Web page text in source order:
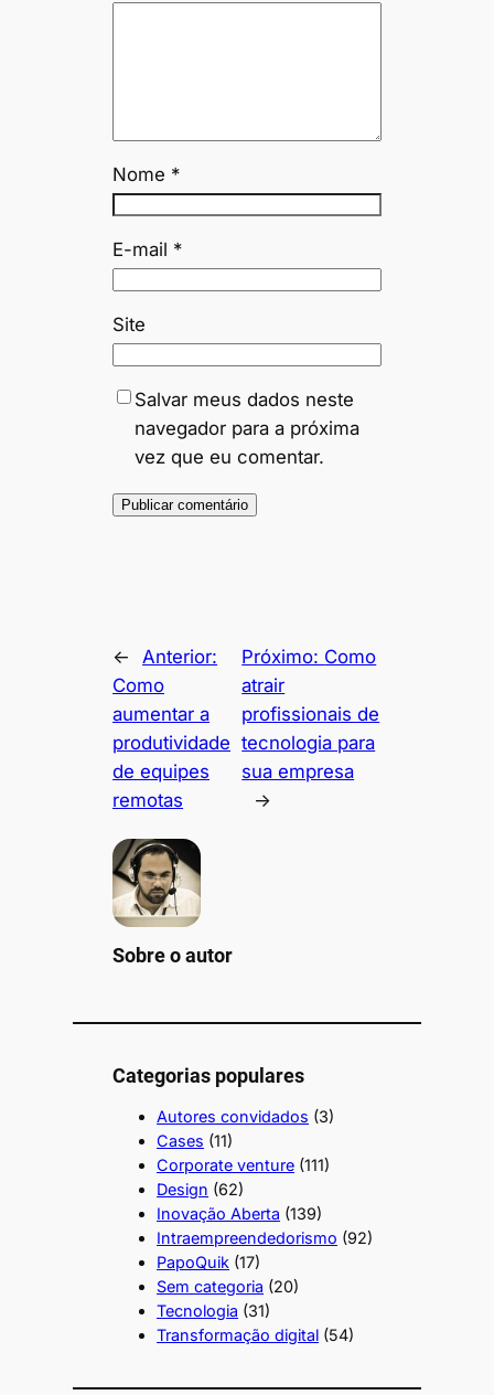
Nome *
E-mail *
Site
Salvar meus dados neste
navegador para a próxima
vez que eu comentar.
←
Anterior:
Como
aumentar a
produtividade
de equipes
remotas
Próximo: Como
atrair
profissionais de
tecnologia para
sua empresa
→
Sobre o autor
Categorias populares
Autores convidados (3)
Cases (11)
Corporate venture (111)
Design (62)
Inovação Aberta (139)
Intraempreendedorismo (92)
PapoQuik (17)
Sem categoria (20)
Tecnologia (31)
Transformação digital (54)